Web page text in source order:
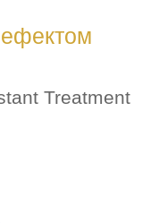
Treatment